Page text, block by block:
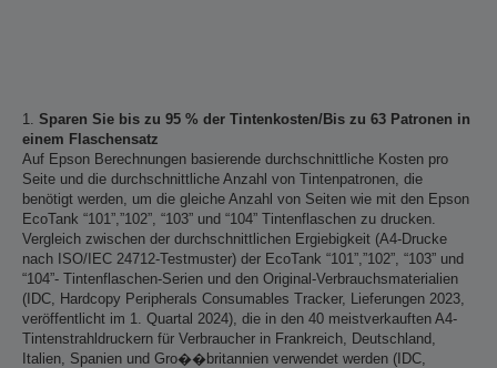
1. Sparen Sie bis zu 95 % der Tintenkosten/Bis zu 63 Patronen in
einem Flaschensatz
Auf Epson Berechnungen basierende durchschnittliche Kosten pro
Seite und die durchschnittliche Anzahl von Tintenpatronen, die
benötigt werden, um die gleiche Anzahl von Seiten wie mit den Epson
EcoTank “101”,”102”, “103” und “104” Tintenflaschen zu drucken.
Vergleich zwischen der durchschnittlichen Ergiebigkeit (A4-Drucke
nach ISO/IEC 24712-Testmuster) der EcoTank “101”,”102”, “103” und
“104”- Tintenflaschen-Serien und den Original-Verbrauchsmaterialien
(IDC, Hardcopy Peripherals Consumables Tracker, Lieferungen 2023,
veröffentlicht im 1. Quartal 2024), die in den 40 meistverkauften A4-
Tintenstrahldruckern für Verbraucher in Frankreich, Deutschland,
Italien, Spanien und Gro��britannien verwendet werden (IDC,